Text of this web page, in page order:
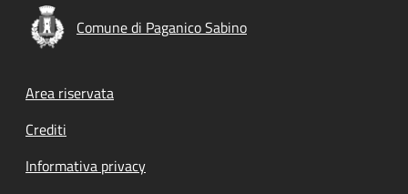
Comune di Paganico Sabino
Footer menu
Area riservata
Crediti
Informativa privacy